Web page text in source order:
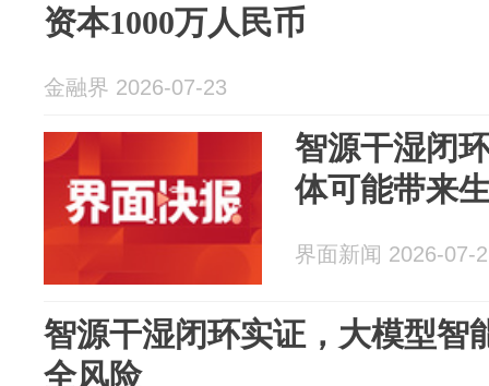
资本1000万人民币
金融界 2026-07-23
智源干湿闭
体可能带来
界面新闻 2026-07-
智源干湿闭环实证，大模型智
全风险